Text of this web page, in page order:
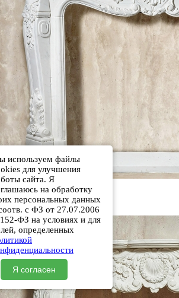
Sgraffa 503111908
используем файлы
для улучшения
сайта. Я
на обработку
персональных данных
с ФЗ от 27.07.2006
ФЗ на условиях и для
определенных
Я согласен